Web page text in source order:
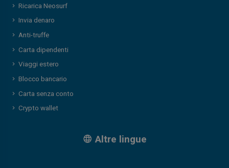
Ricarica Neosurf
Invia denaro
Anti-truffe
Carta dipendenti
Viaggi estero
Blocco bancario
Carta senza conto
Crypto wallet
Altre lingue